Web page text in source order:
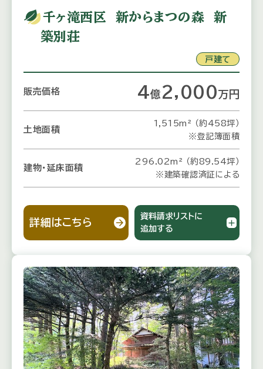
千ヶ滝西区 新からまつの森 新
築別荘
戸建て
販売価格 4億 2,000万 円
土地面積
1,515m² （約458坪）
※登記簿面積
建物・延床面積
296.02m² （約89.54坪）
※建築確認済証による
詳細はこちら
資料請求リストに
追加する